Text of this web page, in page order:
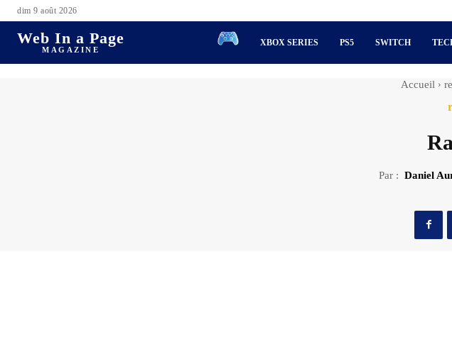
dim 9 août 2026
Web In a Page
MAGAZINE
XBOX SERIES PS5 SWITCH
Accueil
Par : Daniel